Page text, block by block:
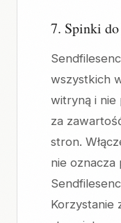
7. Spinki
wszystkich
witryną i nie
za
stron.
nie
Korzystanie